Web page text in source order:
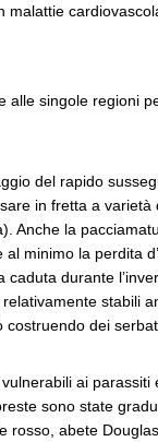
malattie
singole regioni
del rapido
in fretta a
Anche la
al minimo la perdita
durante
stabili
dei
ai
sono state
rosso, abete